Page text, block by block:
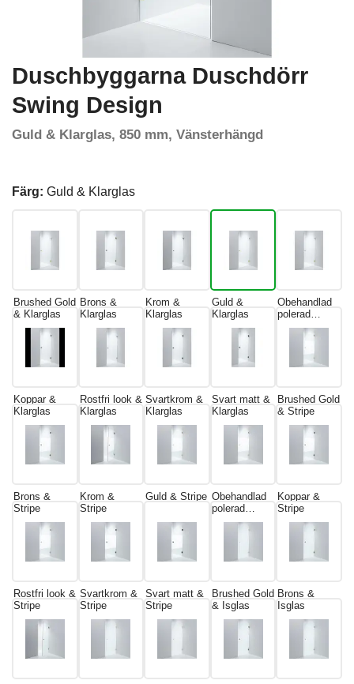
Duschbyggarna Duschdörr
Swing Design
Guld & Klarglas, 850 mm, Vänsterhängd
Färg: Guld & Klarglas
Brushed Gold
& Klarglas
Brons &
Klarglas
Krom &
Klarglas
Guld &
Klarglas
Obehandlad
polerad
mässing &
Klarglas
Koppar &
Klarglas
Rostfri look &
Klarglas
Svartkrom &
Klarglas
Svart matt &
Klarglas
Brushed Gold
& Stripe
Brons &
Stripe
Krom &
Stripe
Guld & Stripe Obehandlad
polerad
mässing &
Koppar &
Stripe
Rostfri look &
Stripe
Svartkrom &
Stripe
Svart matt &
Stripe
Brushed Gold
& Isglas
Brons &
Isglas